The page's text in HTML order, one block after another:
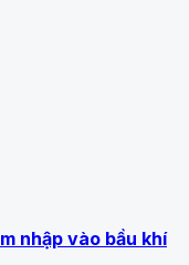
nhập vào bầu khí